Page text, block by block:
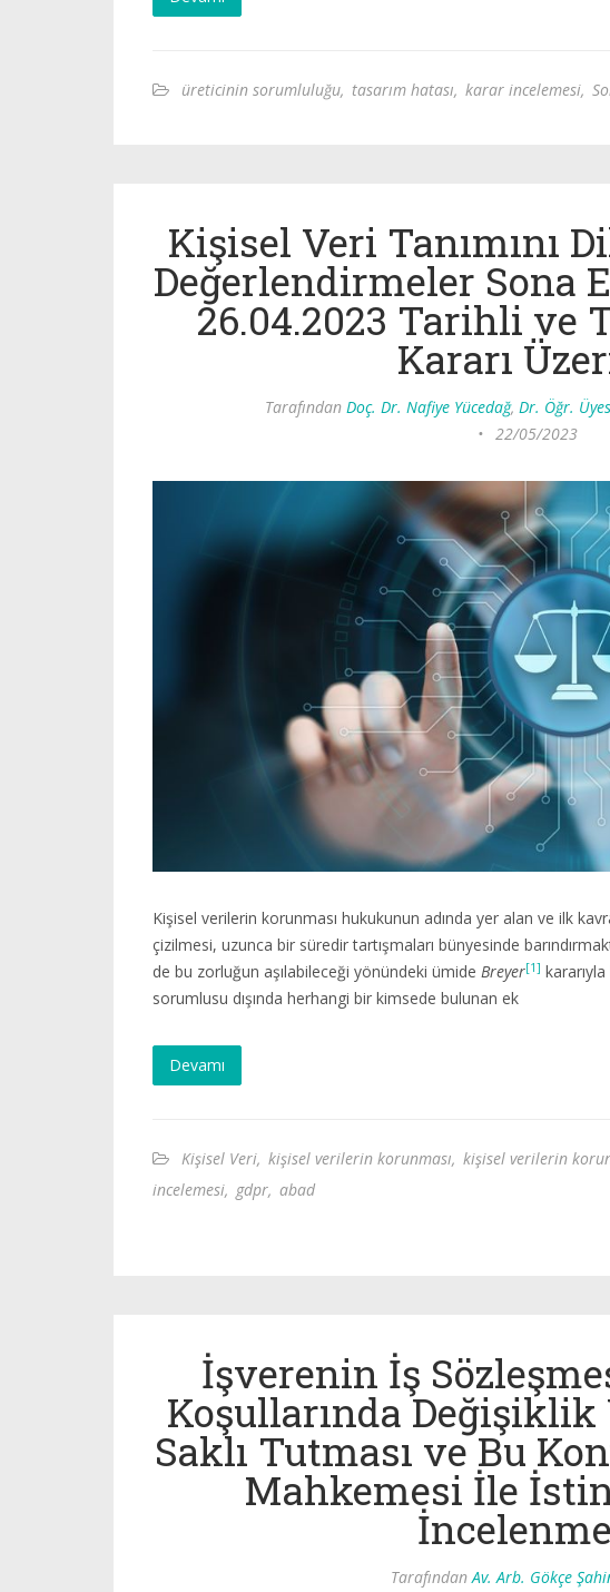
üreticinin sorumluluğu, tasarım hatası, karar incelemesi,
Kişisel Veri Tanımını
Değerlendirmeler Sona
26.04.2023 Tarihli ve
Kararı
Tarafından Doç. Dr. Nafiye Yücedağ, Dr. Öğr.
• 22/05/2023
Kişisel verilerin korunması hukukunun adında yer alan ve ilk
çizilmesi, uzunca bir süredir tartışmaları bünyesinde
de bu zorluğun aşılabileceği yönündeki ümide Breyer[1] kararıyla
sorumlusu dışında herhangi bir kimsede bulunan ek
Devamı
Kişisel Veri, kişisel verilerin korunması, kişisel verilerin
incelemesi, gdpr, abad
İşverenin İş
Koşullarında Değişiklik
Saklı Tutması ve Bu
Mahkemesi İle
TarafındanAv. Arb. Gökçe